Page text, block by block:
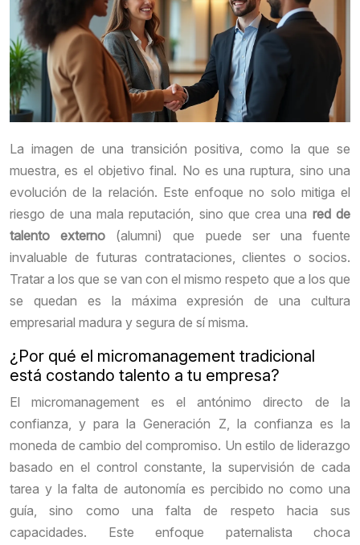
La imagen de una transición positiva, como la que se
muestra, es el objetivo final. No es una ruptura, sino una
evolución de la relación. Este enfoque no solo mitiga el
riesgo de una mala reputación, sino que crea una red de
talento externo (alumni) que puede ser una fuente
invaluable de futuras contrataciones, clientes o socios.
Tratar a los que se van con el mismo respeto que a los que
se quedan es la máxima expresión de una cultura
empresarial madura y segura de sí misma.
¿Por qué el micromanagement tradicional
está costando talento a tu empresa?
El micromanagement es el antónimo directo de la
confianza, y para la Generación Z, la confianza es la
moneda de cambio del compromiso. Un estilo de liderazgo
basado en el control constante, la supervisión de cada
tarea y la falta de autonomía es percibido no como una
guía, sino como una falta de respeto hacia sus
capacidades. Este enfoque paternalista choca